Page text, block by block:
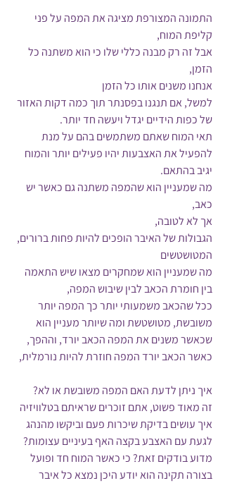
התמונה המצורפת מציגה את המפה על פני
קליפת המוח,
אבל זה רק מבנה כללי שלו כי הוא משתנה כל
הזמן,
אנחנו משנים אותו כל הזמן
למשל, אם תנגנו בפסנתר תוך כמה דקות האזור
של כפות הידיים יגדל ויעשה חד יותר.
תאי המוח שאתם משתמשים בהם על מנת
להפעיל את האצבעות יהיו פעילים יותר והמוח
יגיב בהתאם.
מה שמעניין הוא שהמפה משתנה גם כאשר יש
כאב,
אך לא לטובה,
הגבולות של האיבר הופכים להיות פחות ברורים,
המטושטשים
מה שמעניין הוא שמחקרים מצאו שיש התאמה
בין חומרת הכאב לבין שיבוש המפה,
ככל שהכאב משמעותי יותר כך המפה יותר
משובשת, מטושטשת ומה שיותר מעניין הוא
שכאשר משנים את המפה הכאב יורד, וההפך,
כאשר הכאב יורד המפה חוזרת להיות נורמלית,
איך ניתן לדעת האם המפה משובשת או לא?
זה מאוד פשוט, אתם זוכרים שראיתם בטלוויזיה
איך עושים בדיקת שיכרות פעם וביקשו מהנהג
לגעת עם האצבע בקצה האף בעיניים עצומות?
מדוע בודקים זאת? כי כאשר המוח חד ופועל
בצורה תקינה הוא יודע היכן נמצא כל איבר